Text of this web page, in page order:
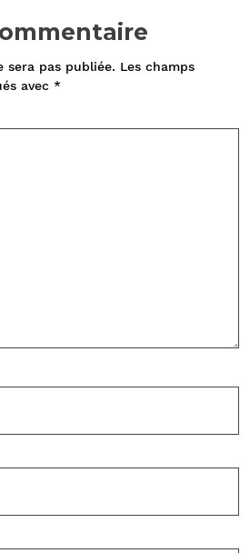
sera pas publiée. Les champs
avec *